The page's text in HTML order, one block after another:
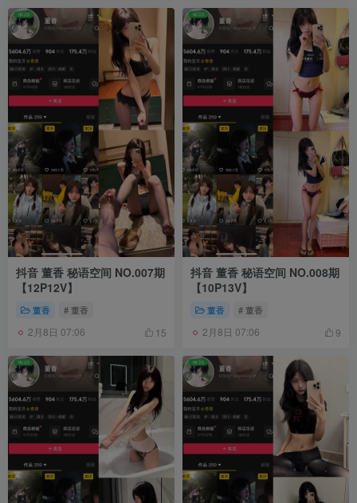
抖音 董香 秘语空间 NO.007期
【12P12V】
董香 # 董香
2月8日 07:06 15
抖音 董香 秘语空间 NO.008期
【10P13V】
董香 # 董香
2月8日 07:06 9